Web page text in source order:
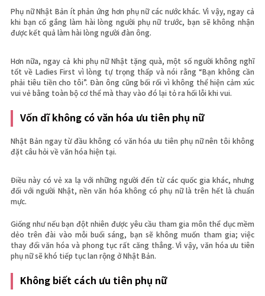
Phụ nữ Nhật Bản ít phản ứng hơn phụ nữ các nước khác. Vì vậy, ngay cả
khi bạn cố gắng làm hài lòng người phụ nữ trước, bạn sẽ không nhận
được kết quả làm hài lòng người đàn ông.
Hơn nữa, ngay cả khi phụ nữ Nhật tặng quà, một số người không nghĩ
tốt về Ladies First vì lòng tự trọng thấp và nói rằng “Bạn không cần
phải tiêu tiền cho tôi”. Đàn ông cũng bối rối vì không thể hiện cảm xúc
vui vẻ bằng toàn bộ cơ thể mà thay vào đó lại tỏ ra hối lỗi khi vui.
Vốn dĩ không có văn hóa ưu tiên phụ nữ
Nhật Bản ngay từ đầu không có văn hóa ưu tiên phụ nữ nên tôi không
đặt câu hỏi về văn hóa hiện tại.
Điều này có vẻ xa lạ với những người đến từ các quốc gia khác, nhưng
đối với người Nhật, nền văn hóa không có phụ nữ là trên hết là chuẩn
mực.
Giống như nếu bạn đột nhiên được yêu cầu tham gia môn thể dục mềm
dẻo trên đài vào mỗi buổi sáng, bạn sẽ không muốn tham gia; việc
thay đổi văn hóa và phong tục rất căng thẳng. Vì vậy, văn hóa ưu tiên
phụ nữ sẽ khó tiếp tục lan rộng ở Nhật Bản.
Không biết cách ưu tiên phụ nữ